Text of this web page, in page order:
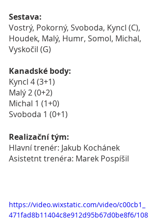
Sestava:
Vostrý, Pokorný, Svoboda, Kyncl (C),
Houdek, Malý, Humr, Somol, Michal,
Vyskočil (G)
Kanadské body:
Kyncl 4 (3+1)
Malý 2 (0+2)
Michal 1 (1+0)
Svoboda 1 (0+1)
Realizační tým:
Hlavní trenér: Jakub Kochánek
Asistetnt trenéra: Marek Pospíšil
https://video.wixstatic.com/video/c00cb1_
471fad8b11404c8e912d95b67d0be8f6/108